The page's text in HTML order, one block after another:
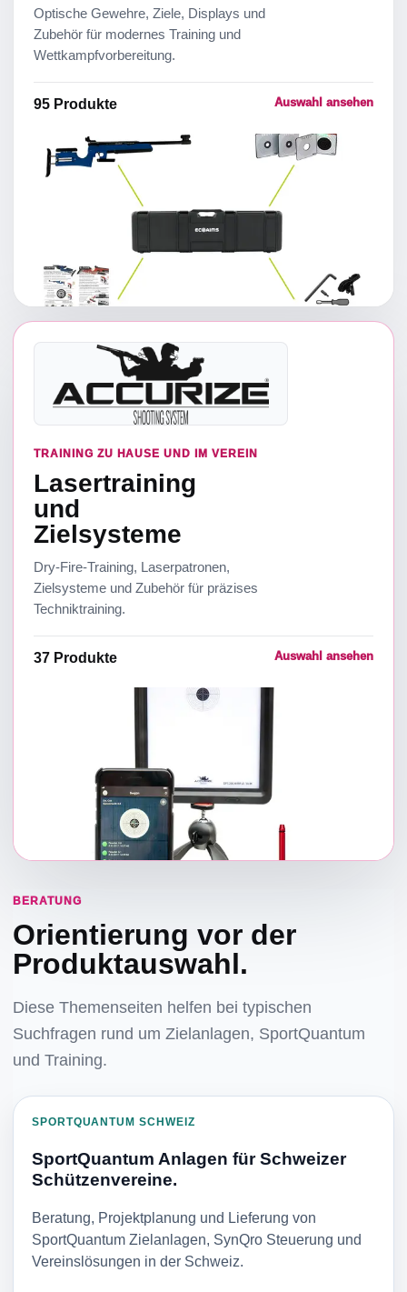
Optische Gewehre, Ziele, Displays und
Zubehör für modernes Training und
Wettkampfvorbereitung.
95 Produkte Auswahl ansehen
TRAINING ZU HAUSE UND IM VEREIN
Lasertraining
und
Zielsysteme
Dry-Fire-Training, Laserpatronen,
Zielsysteme und Zubehör für präzises
Techniktraining.
37 Produkte Auswahl ansehen
BERATUNG
Orientierung vor der
Produktauswahl.
Diese Themenseiten helfen bei typischen
Suchfragen rund um Zielanlagen, SportQuantum
und Training.
SPORTQUANTUM SCHWEIZ
SportQuantum Anlagen für Schweizer
Schützenvereine.
Beratung, Projektplanung und Lieferung von
SportQuantum Zielanlagen, SynQro Steuerung und
Vereinslösungen in der Schweiz.